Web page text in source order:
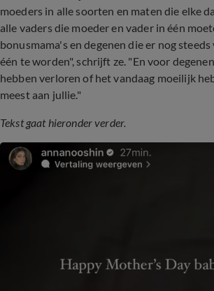
moeders in alle soorten en maten die elke
alle vaders die moeder en vader in één
bonusmama's en degenen die er nog
één te worden", schrijft ze. "En voor
hebben verloren of het vandaag moeilijk
meest aan jullie."
Tekst gaat hieronder verder.